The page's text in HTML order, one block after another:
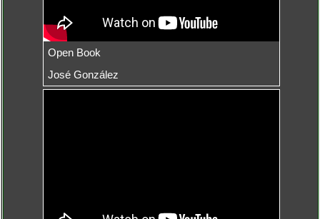
Open Book
José González